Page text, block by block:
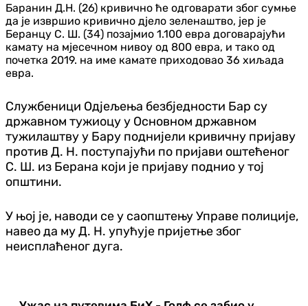
Баранин Д.Н. (26) кривично ће одговарати због сумње
да је извршио кривично дјело зеленаштво, јер је
Беранцу С. Ш. (34) позајмио 1.100 евра договарајући
камату на мјесечном нивоу од 800 евра, и тако од
почетка 2019. на име камате приходовао 36 хиљада
евра.
Службеници Одјељења безбједности Бар су
државном тужиоцу у Основном државном
тужилаштву у Бару поднијели кривичну пријаву
против Д. Н. поступајући по пријави оштећеног
С. Ш. из Берана који је пријаву поднио у тој
општини.
У њој је, наводи се у саопштењу Управе полиције,
навео да му Д. Н. упућује пријетње због
неисплаћеног дуга.